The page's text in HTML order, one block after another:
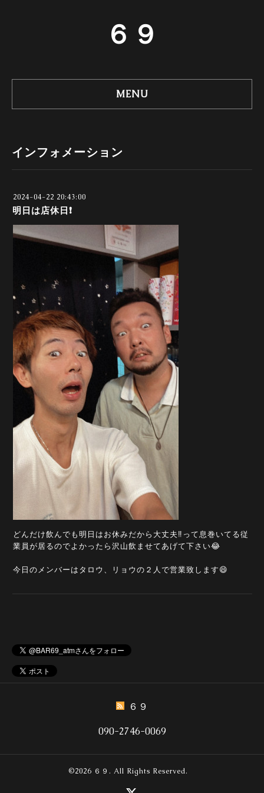
６９
MENU
インフォメーション
2024-04-22 20:43:00
明日は店休日❗
どんだけ飲んでも明日はお休みだから大丈夫‼️って息巻いてる従
業員が居るのでよかったら沢山飲ませてあげて下さい😂
今日のメンバーはタロウ、リョウの２人で営業致します😄
６９
090-2746-0069
©2026 ６９ . All Rights Reserved.